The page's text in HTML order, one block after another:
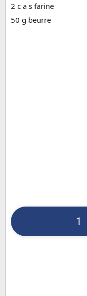
2 c a s farine
50 g beurre
1